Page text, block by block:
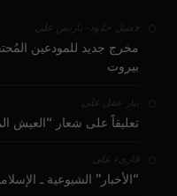
فضيل حمّود - باريس على
مخرج جديد للمودعين
بيروت
بيار عقل على
تعليقاً على شعار “العيش
قارىء على
“الأخبار” الشيوعية ـ